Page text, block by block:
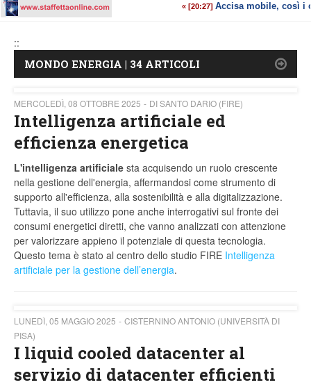
::
MONDO ENERGIA | 34 ARTICOLI
MERCOLEDÌ, 08 OTTOBRE 2025 DI SANTO DARIO (FIRE)
Intelligenza artificiale ed
efficienza energetica
L'intelligenza artificiale sta acquisendo un ruolo crescente
nella gestione dell'energia, affermandosi come strumento di
supporto all'efficienza, alla sostenibilità e alla digitalizzazione.
Tuttavia, il suo utilizzo pone anche interrogativi sul fronte dei
consumi energetici diretti, che vanno analizzati con attenzione
per valorizzare appieno il potenziale di questa tecnologia.
Questo tema è stato al centro dello studio FIRE Intelligenza
artificiale per la gestione dell’energia.
LUNEDÌ, 05 MAGGIO 2025
CISTERNINO ANTONIO (UNIVERSITÀ DI
PISA)
I liquid cooled datacenter al
servizio di datacenter efficienti